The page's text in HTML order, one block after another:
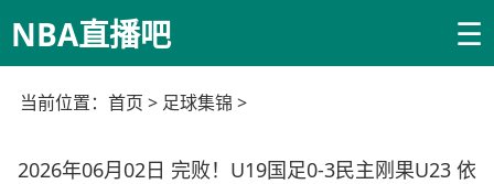
NBA直播吧 ☰
当前位置： 首页 > 足球集锦 >
2026年06月02日 完败！U19国足0-3民主刚果U23 依